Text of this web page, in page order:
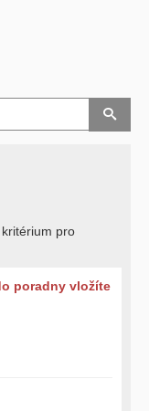
pro
poradny vložíte